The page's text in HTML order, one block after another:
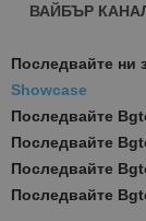
ВАЙБЪР
Последвайте ни
Showcase
Последвайте
Последвайте
Последвайте
Последвайте